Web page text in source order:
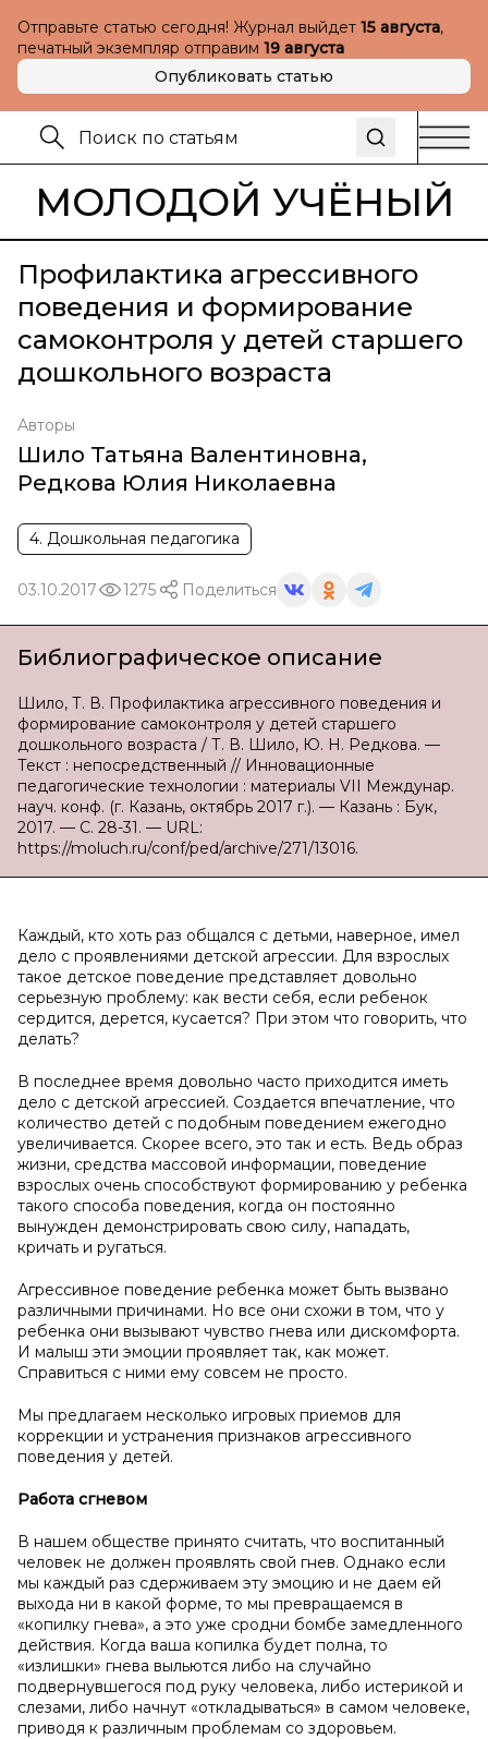
Отправьте статью сегодня! Журнал выйдет 15 августа,
печатный экземпляр отправим 19 августа
Опубликовать статью
МОЛОДОЙ УЧЁНЫЙ
Профилактика агрессивного
поведения и формирование
самоконтроля у детей старшего
дошкольного возраста
Авторы
Шило Татьяна Валентиновна,
Редкова Юлия Николаевна
4. Дошкольная педагогика
03.10.2017 1275 Поделиться
Библиографическое описание
Шило, Т. В. Профилактика агрессивного поведения и
формирование самоконтроля у детей старшего
дошкольного возраста / Т. В. Шило, Ю. Н. Редкова. —
Текст : непосредственный // Инновационные
педагогические технологии : материалы VII Междунар.
науч. конф. (г. Казань, октябрь 2017 г.). — Казань : Бук,
2017. — С. 28-31. — URL:
https://moluch.ru/conf/ped/archive/271/13016.
Каждый, кто хоть раз общался с детьми, наверное, имел
дело с проявлениями детской агрессии. Для взрослых
такое детское поведение представляет довольно
серьезную проблему: как вести себя, если ребенок
сердится, дерется, кусается? При этом что говорить, что
делать?
В последнее время довольно часто приходится иметь
дело с детской агрессией. Создается впечатление, что
количество детей с подобным поведением ежегодно
увеличивается. Скорее всего, это так и есть. Ведь образ
жизни, средства массовой информации, поведение
взрослых очень способствуют формированию у ребенка
такого способа поведения, когда он постоянно
вынужден демонстрировать свою силу, нападать,
кричать и ругаться.
Агрессивное поведение ребенка может быть вызвано
различными причинами. Но все они схожи в том, что у
ребенка они вызывают чувство гнева или дискомфорта.
И малыш эти эмоции проявляет так, как может.
Справиться с ними ему совсем не просто.
Мы предлагаем несколько игровых приемов для
коррекции и устранения признаков агрессивного
поведения у детей.
Работа сгневом
В нашем обществе принято считать, что воспитанный
человек не должен проявлять свой гнев. Однако если
мы каждый раз сдерживаем эту эмоцию и не даем ей
выхода ни в какой форме, то мы превращаемся в
«копилку гнева», а это уже сродни бомбе замедленного
действия. Когда ваша копилка будет полна, то
«излишки» гнева выльются либо на случайно
подвернувшегося под руку человека, либо истерикой и
слезами, либо начнут «откладываться» в самом человеке,
приводя к различным проблемам со здоровьем.